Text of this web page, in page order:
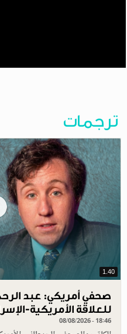
ترجمات
1.40
صحفي أمريكي: عبد
للعلاقة الأمريكية-
08/08/2026 - 18:46